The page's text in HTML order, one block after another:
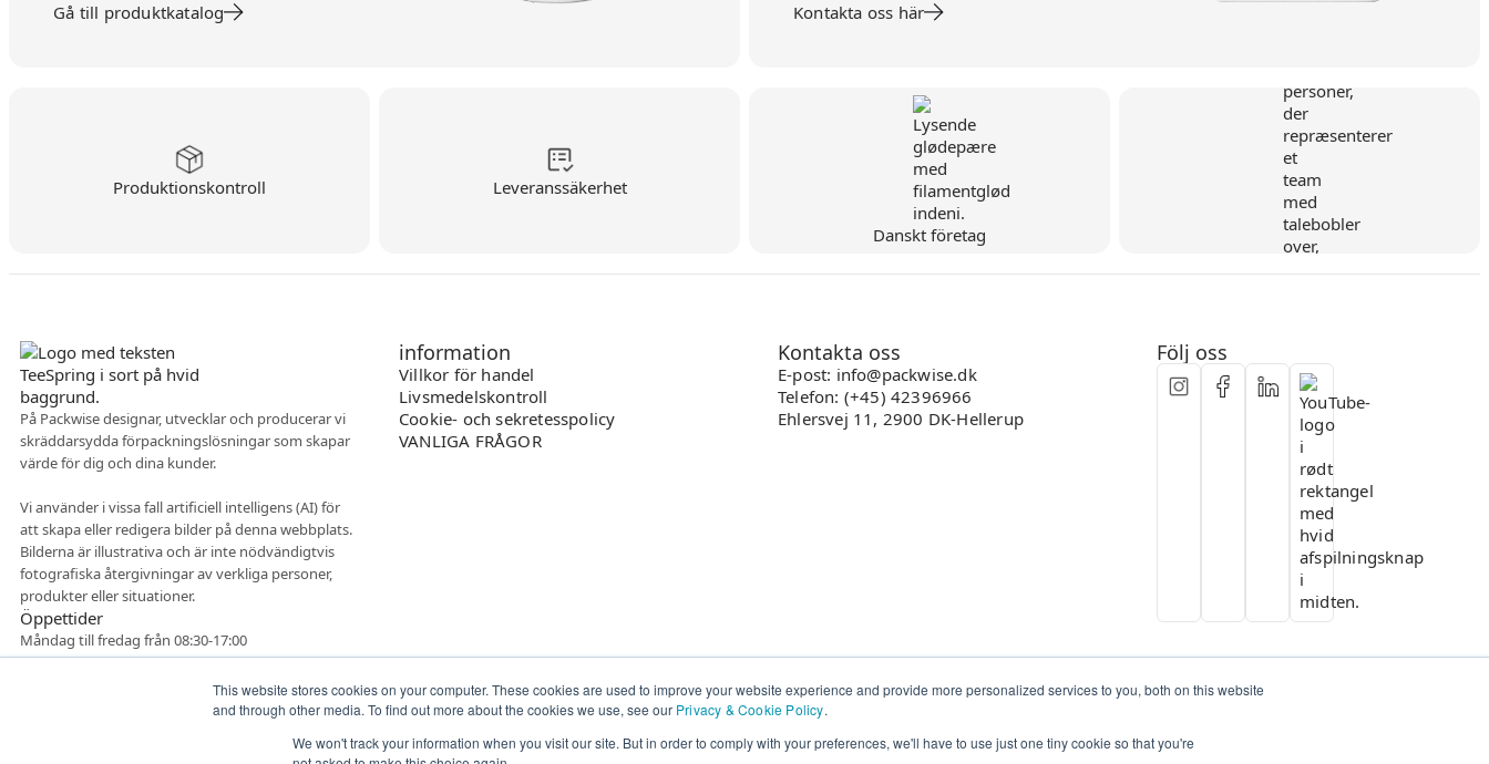
This website stores cookies on your computer. These cookies are used to improve your website experience and provide more personalized services to you, both on this website
and through other media. To find out more about the cookies we use, see our Privacy & Cookie Policy.
We won't track your information when you visit our site. But in order to comply with your preferences, we'll have to use just one tiny cookie so that you're
Gå till produktkatalog Kontakta oss här
Produktionskontroll Leveranssäkerhet
Danskt företag
På Packwise designar, utvecklar och producerar vi
skräddarsydda förpackningslösningar som skapar
värde för dig och dina kunder.
Vi använder i vissa fall artificiell intelligens (AI) för
att skapa eller redigera bilder på denna webbplats.
Bilderna är illustrativa och är inte nödvändigtvis
fotografiska återgivningar av verkliga personer,
produkter eller situationer.
Öppettider
Måndag till fredag från 08:30-17:00
information
Villkor för handel
Livsmedelskontroll
Cookie- och sekretesspolicy
VANLIGA FRÅGOR
Kontakta oss
E-post: info@packwise.dk
Telefon: (+45) 42396966
Ehlersvej 11, 2900 DK-Hellerup
Följ oss